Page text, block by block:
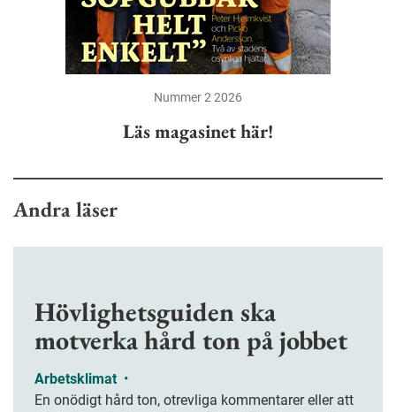
Nummer 2 2026
Läs magasinet här!
Andra läser
Hövlighetsguiden ska
motverka hård ton på jobbet
Arbetsklimat •
En onödigt hård ton, otrevliga kommentarer eller att